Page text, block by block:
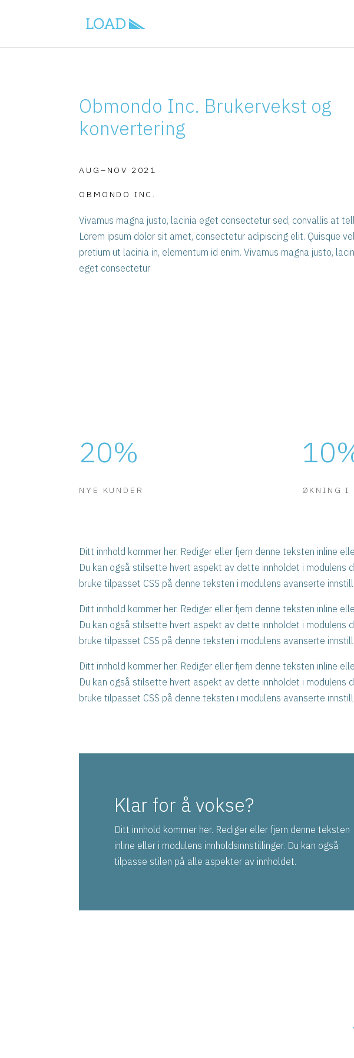
Obmondo Inc. Brukervekst og
konvertering
AUG–NOV 2021
OBMONDO INC.
Vivamus magna justo, lacinia eget consectetur sed, convallis at
Lorem ipsum dolor sit amet, consectetur adipiscing elit. Quisque
pretium ut lacinia in, elementum id enim. Vivamus magna justo,
eget consectetur
20%
NYE KUNDER
10
ØKNING I
Ditt innhold kommer her. Rediger eller fjern denne teksten inline
Du kan også stilsette hvert aspekt av dette innholdet i modulens
bruke tilpasset CSS på denne teksten i modulens avanserte
Ditt innhold kommer her. Rediger eller fjern denne teksten inline
Du kan også stilsette hvert aspekt av dette innholdet i modulens
bruke tilpasset CSS på denne teksten i modulens avanserte
Ditt innhold kommer her. Rediger eller fjern denne teksten inline
Du kan også stilsette hvert aspekt av dette innholdet i modulens
bruke tilpasset CSS på denne teksten i modulens avanserte
Klar for å vokse?
Ditt innhold kommer her. Rediger eller fjern denne teksten
inline eller i modulens innholdsinnstillinger. Du kan også
tilpasse stilen på alle aspekter av innholdet.